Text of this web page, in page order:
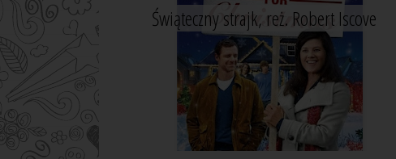
Świąteczny strajk, reż. Robert Iscove